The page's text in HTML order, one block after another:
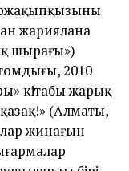
жариялана
шырағы»)
2010
кітабы жарық
қазақ!» (Алматы,
жинағын